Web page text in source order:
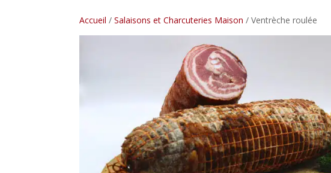
Accueil / Salaisons et Charcuteries Maison / Ventrèche roulée